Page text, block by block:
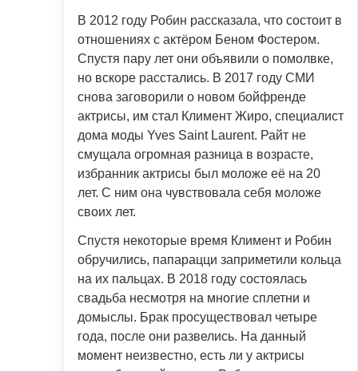
В 2012 году Робин рассказала, что состоит в
отношениях с актёром Беном Фостером.
Спустя пару лет они объявили о помолвке,
но вскоре расстались. В 2017 году СМИ
снова заговорили о новом бойфренде
актрисы, им стал Климент Жиро, специалист
дома моды Yves Saint Laurent. Райт не
смущала огромная разница в возрасте,
избранник актрисы был моложе её на 20
лет. С ним она чувствовала себя моложе
своих лет.
Спустя некоторые время Климент и Робин
обручились, папарацци заприметили кольца
на их пальцах. В 2018 году состоялась
свадьба несмотря на многие сплетни и
домыслы. Брак просуществовал четыре
года, после они развелись. На данный
момент неизвестно, есть ли у актрисы